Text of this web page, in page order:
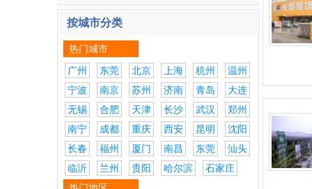
按城市分类
热门城市
广州
东莞 北京 上海 杭州
温州
宁波
南京 苏州 济南 青岛
大连
无锡
合肥 天津 长沙 武汉
郑州
南宁
成都 重庆 西安 昆明
沈阳
长春
福州 厦门 南昌 东莞
汕头
临沂
兰州 贵阳 哈尔滨
石家庄